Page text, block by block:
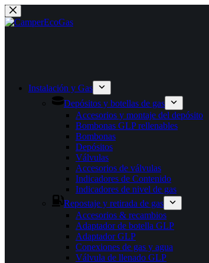
Saltar
al
contenido
Instalación y Gas
Depósitos y botellas de gas
Accesorios y montaje del depósito
Bombonas GLP rellenables
Bombonas
Depósitos
Válvulas
Accesorios de válvulas
Indicadores de Contenido
Indicadores de nivel de gas
Repostaje y retirada de gas
Accesorios & recambios
Adaptador de botella GLP
Adaptador GLP
Conexiones de gas y agua
Válvula de llenado GLP